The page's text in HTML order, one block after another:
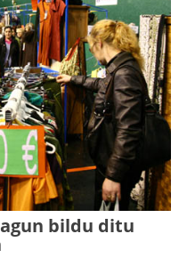
bildu ditu